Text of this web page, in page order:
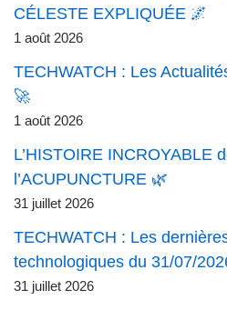
CÉLESTE EXPLIQUÉE 🌌
1 août 2026
TECHWATCH : Les
🚀
1 août 2026
L’HISTOIRE INCROYABLE
l’ACUPUNCTURE 🌿
31 juillet 2026
TECHWATCH : Les
technologiques du 31/07/
31 juillet 2026